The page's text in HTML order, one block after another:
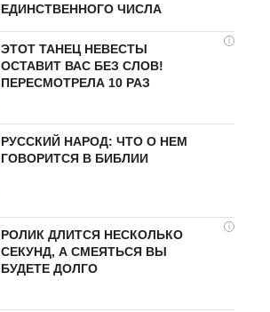
ЕДИНСТВЕННОГО ЧИСЛА
i
ЭТОТ ТАНЕЦ НЕВЕСТЫ
ОСТАВИТ ВАС БЕЗ СЛОВ!
ПЕРЕСМОТРЕЛА 10 РАЗ
РУССКИЙ НАРОД: ЧТО О НЕМ
ГОВОРИТСЯ В БИБЛИИ
i
РОЛИК ДЛИТСЯ НЕСКОЛЬКО
СЕКУНД, А СМЕЯТЬСЯ ВЫ
БУДЕТЕ ДОЛГО